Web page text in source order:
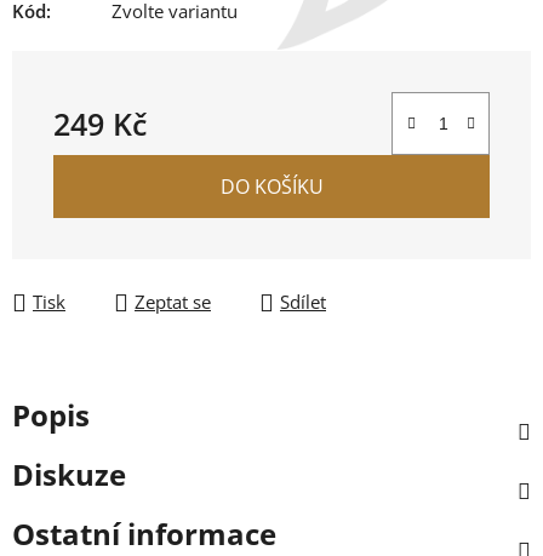
Kód:
Zvolte variantu
249 Kč
Měrná cena:
DO KOŠÍKU
Tisk Zeptat se Sdílet
Popis
Diskuze
Ostatní informace